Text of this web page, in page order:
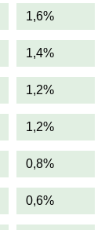
1,6%
1,4%
1,2%
1,2%
0,8%
0,6%